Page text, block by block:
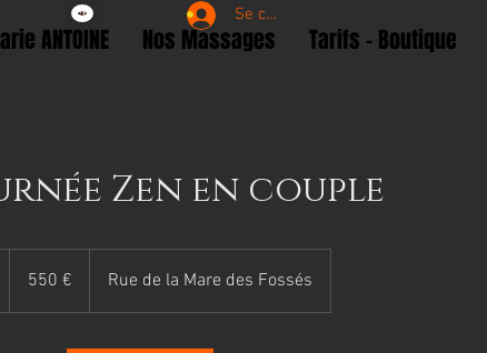
Se connecter
ANTOINE Nos Massages Tarifs - Boutique
Zen en couple
550 € Rue de la Mare des Fossés